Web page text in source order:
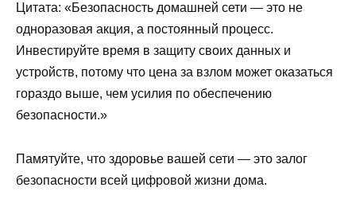
Цитата: «Безопасность домашней сети — это не
одноразовая акция, а постоянный процесс.
Инвестируйте время в защиту своих данных и
устройств, потому что цена за взлом может оказаться
гораздо выше, чем усилия по обеспечению
безопасности.»
Памятуйте, что здоровье вашей сети — это залог
безопасности всей цифровой жизни дома.